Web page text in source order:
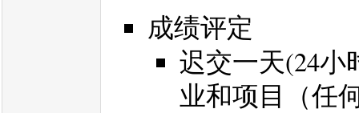
成绩评定
迟交一天(24小
业和项目（任